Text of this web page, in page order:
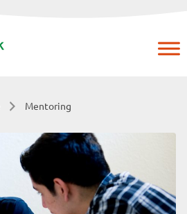
Mentoring